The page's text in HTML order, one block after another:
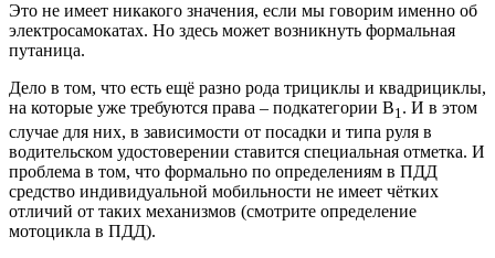
Это не имеет никакого значения, если мы говорим именно об
электросамокатах. Но здесь может возникнуть формальная
путаница.
Дело в том, что есть ещё разно рода трициклы и квадрициклы,
на которые уже требуются права – подкатегории B1. И в этом
случае для них, в зависимости от посадки и типа руля в
водительском удостоверении ставится специальная отметка. И
проблема в том, что формально по определениям в ПДД
средство индивидуальной мобильности не имеет чётких
отличий от таких механизмов (смотрите определение
мотоцикла в ПДД).